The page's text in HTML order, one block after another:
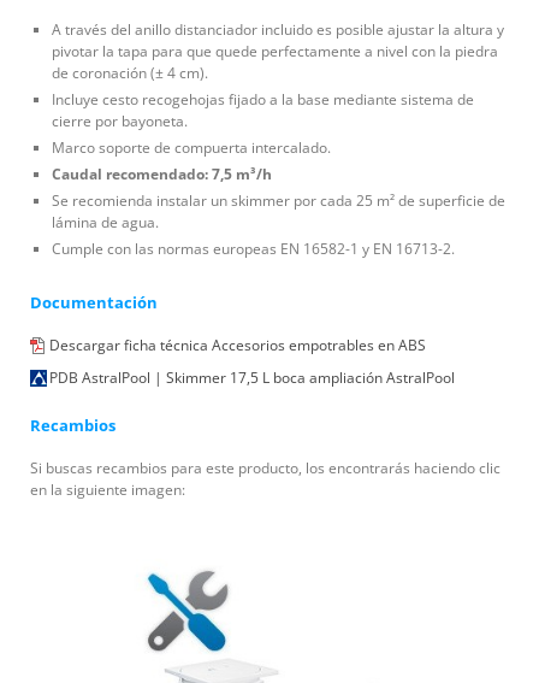
A través del anillo distanciador incluido es posible ajustar la altura y
pivotar la tapa para que quede perfectamente a nivel con la piedra
de coronación (± 4 cm).
Incluye cesto recogehojas fijado a la base mediante sistema de
cierre por bayoneta.
Marco soporte de compuerta intercalado.
Caudal recomendado: 7,5 m³/h
Se recomienda instalar un skimmer por cada 25 m² de superficie de
lámina de agua.
Cumple con las normas europeas EN 16582-1 y EN 16713-2.
Documentación
Descargar ficha técnica Accesorios empotrables en ABS
PDB AstralPool | Skimmer 17,5 L boca ampliación AstralPool
Recambios
Si buscas recambios para este producto, los encontrarás haciendo clic
en la siguiente imagen: